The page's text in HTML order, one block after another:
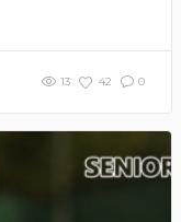
13 42 0